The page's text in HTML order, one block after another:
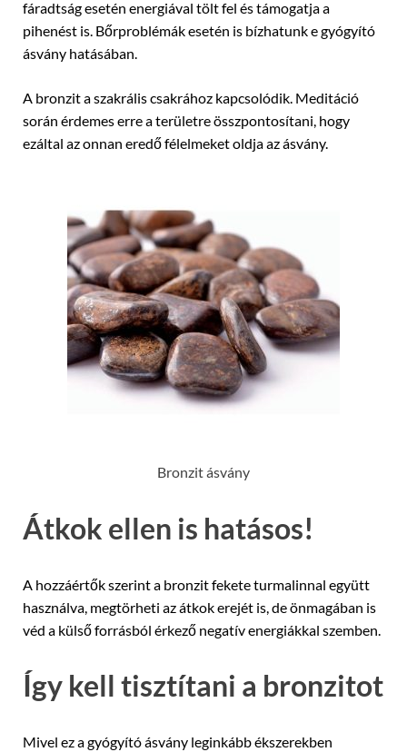
fáradtság esetén energiával tölt fel és támogatja a
pihenést is. Bőrproblémák esetén is bízhatunk e gyógyító
ásvány hatásában.
A bronzit a szakrális csakrához kapcsolódik. Meditáció
során érdemes erre a területre összpontosítani, hogy
ezáltal az onnan eredő félelmeket oldja az ásvány.
Bronzit ásvány
Átkok ellen is hatásos!
A hozzáértők szerint a bronzit fekete turmalinnal együtt
használva, megtörheti az átkok erejét is, de önmagában is
véd a külső forrásból érkező negatív energiákkal szemben.
Így kell tisztítani a bronzitot
Mivel ez a gyógyító ásvány leginkább ékszerekben